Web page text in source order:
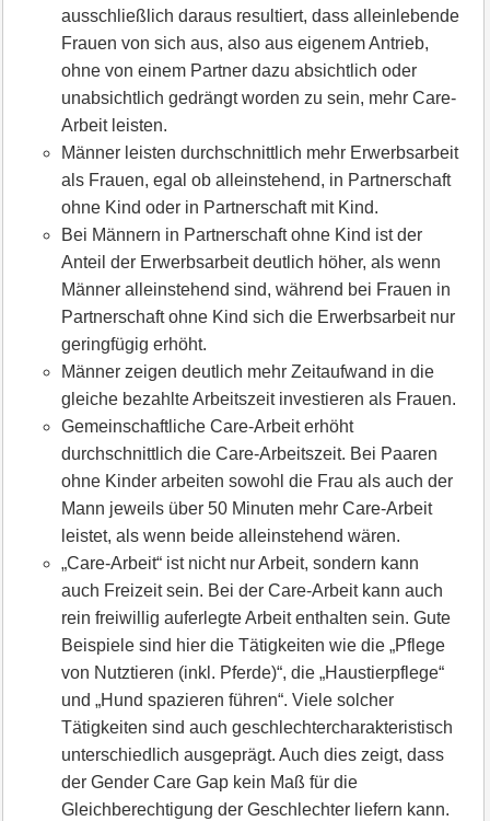
ausschließlich daraus resultiert, dass alleinlebende
Frauen von sich aus, also aus eigenem Antrieb,
ohne von einem Partner dazu absichtlich oder
unabsichtlich gedrängt worden zu sein, mehr Care-
Arbeit leisten.
Männer leisten durchschnittlich mehr Erwerbsarbeit
als Frauen, egal ob alleinstehend, in Partnerschaft
ohne Kind oder in Partnerschaft mit Kind.
Bei Männern in Partnerschaft ohne Kind ist der
Anteil der Erwerbsarbeit deutlich höher, als wenn
Männer alleinstehend sind, während bei Frauen in
Partnerschaft ohne Kind sich die Erwerbsarbeit nur
geringfügig erhöht.
Männer zeigen deutlich mehr Zeitaufwand in die
gleiche bezahlte Arbeitszeit investieren als Frauen.
Gemeinschaftliche Care-Arbeit erhöht
durchschnittlich die Care-Arbeitszeit. Bei Paaren
ohne Kinder arbeiten sowohl die Frau als auch der
Mann jeweils über 50 Minuten mehr Care-Arbeit
leistet, als wenn beide alleinstehend wären.
„Care-Arbeit“ ist nicht nur Arbeit, sondern kann
auch Freizeit sein. Bei der Care-Arbeit kann auch
rein freiwillig auferlegte Arbeit enthalten sein. Gute
Beispiele sind hier die Tätigkeiten wie die „Pflege
von Nutztieren (inkl. Pferde)“, die „Haustierpflege“
und „Hund spazieren führen“. Viele solcher
Tätigkeiten sind auch geschlechtercharakteristisch
unterschiedlich ausgeprägt. Auch dies zeigt, dass
der Gender Care Gap kein Maß für die
Gleichberechtigung der Geschlechter liefern kann.